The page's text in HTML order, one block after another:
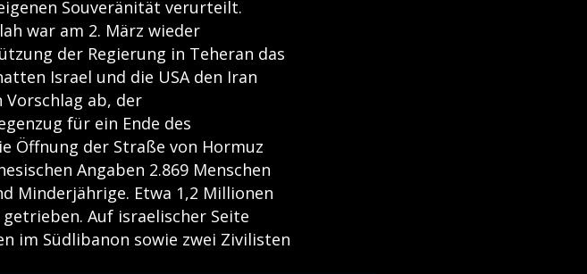
Souveränität verurteilt.
war am 2. März wieder
der Regierung in Teheran das
Israel und die USA den Iran
ab, der
für ein Ende des
Öffnung der Straße von Hormuz
Angaben 2.869 Menschen
Minderjährige. Etwa 1,2 Millionen
Auf israelischer Seite
im Südlibanon sowie zwei Zivilisten